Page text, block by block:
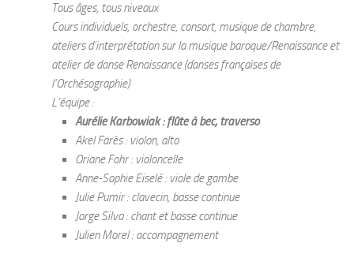
Tous âges, tous niveaux
Cours individuels, orchestre, consort, musique de chambre,
ateliers d’interprétation sur la musique baroque/Renaissance et
atelier de danse Renaissance (danses françaises de
l’Orchésographie)
L’équipe :
Aurélie Karbowiak : flûte à bec, traverso
Akel Farès : violon, alto
Oriane Fohr : violoncelle
Anne-Sophie Eiselé : viole de gambe
Julie Pumir : clavecin, basse continue
Jorge Silva : chant et basse continue
Julien Morel : accompagnement